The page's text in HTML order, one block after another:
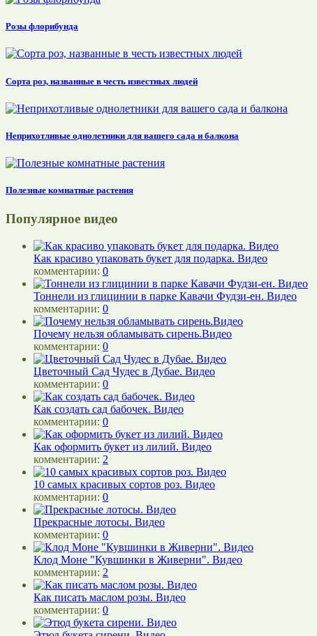
Розы флорибунда
Сорта роз, названные в честь известных людей
Неприхотливые однолетники для вашего сада и балкона
Полезные комнатные растения
Популярное видео
Как красиво упаковать букет для подарка. Видео
комментарии: 0
Тоннели из глицинии в парке Кавачи Фудзи-ен. Видео
комментарии: 0
Почему нельзя обламывать сирень.Видео
комментарии: 0
Цветочный Сад Чудес в Дубае. Видео
комментарии: 0
Как создать сад бабочек. Видео
комментарии: 0
Как оформить букет из лилий. Видео
комментарии: 2
10 самых красивых сортов роз. Видео
комментарии: 0
Прекрасные лотосы. Видео
комментарии: 0
Клод Моне "Кувшинки в Живерни". Видео
комментарии: 2
Как писать маслом розы. Видео
комментарии: 0